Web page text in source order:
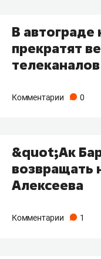
В автограде
прекратят
телеканалов
Комментарии 0
&quot;Ак
возвращать
Алексеева
Комментарии 1